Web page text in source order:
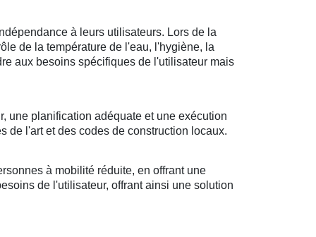
à leurs utilisateurs. Lors de la
de la température de l'eau, l'hygiène, la
aux besoins spécifiques de l'utilisateur mais
une planification adéquate et une exécution
de l'art et des codes de construction locaux.
à mobilité réduite, en offrant une
de l'utilisateur, offrant ainsi une solution